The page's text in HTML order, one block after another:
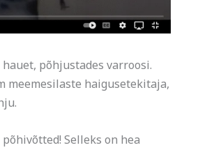
põhjustades varroosi.
meemesilaste haigusetekitaja,
Selleks on hea